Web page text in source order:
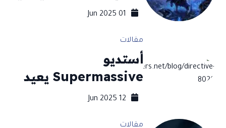
تاريخ Elden Ring؟
01 Jun 2025
مقالات
أستديو
Supermassive يعيد
صياغة الرعب السردي
12 Jun 2025
مقالات